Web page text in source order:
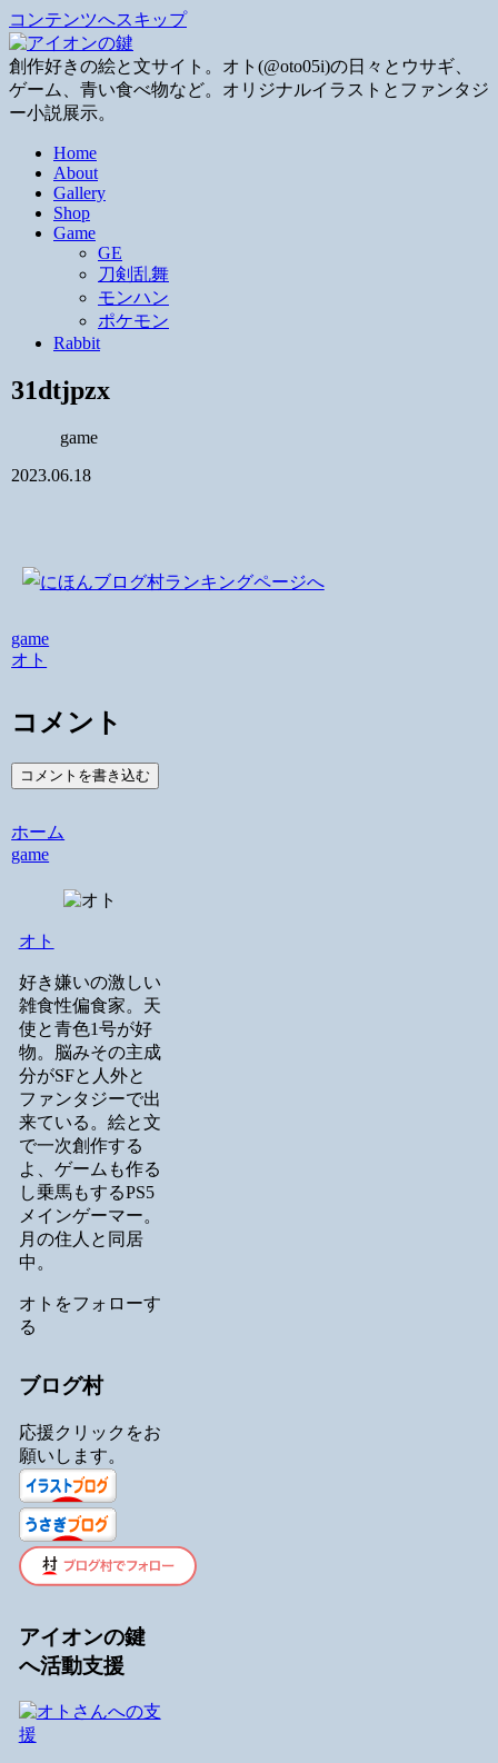
コンテンツへスキップ
創作好きの絵と文サイト。オト(@oto05i)の日々とウサギ、
ゲーム、青い食べ物など。オリジナルイラストとファンタジ
ー小説展示。
Home
About
Gallery
Shop
Game
GE
刀剣乱舞
モンハン
ポケモン
Rabbit
31dtjpzx
game
2023.06.18
game
オト
コメント
コメントを書き込む
ホーム
game
オト
好き嫌いの激しい
雑食性偏食家。天
使と青色1号が好
物。脳みその主成
分がSFと人外と
ファンタジーで出
来ている。絵と文
で一次創作する
よ、ゲームも作る
し乗馬もするPS5
メインゲーマー。
月の住人と同居
中。
オトをフォローす
る
ブログ村
応援クリックをお
願いします。
アイオンの鍵
へ活動支援